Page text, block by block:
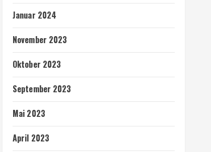
Januar 2024
November 2023
Oktober 2023
September 2023
Mai 2023
April 2023